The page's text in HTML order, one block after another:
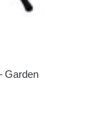
Garden